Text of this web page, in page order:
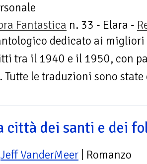
Fantastica n. 33 - Elara -
dedicato ai
tra il 1940 e il 1950, con
Tutte le traduzioni sono
città dei santi e dei
Jeff VanderMeer | Romanzo